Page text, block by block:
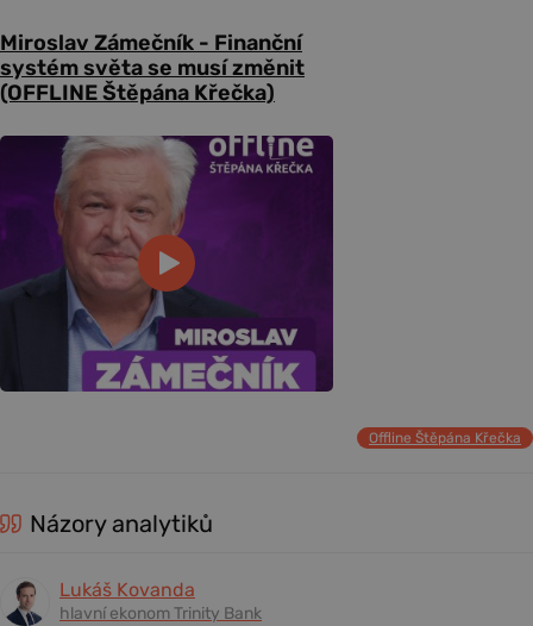
Miroslav Zámečník - Finanční
systém světa se musí změnit
(OFFLINE Štěpána Křečka)
Offline Štěpána Křečka
Názory analytiků
Lukáš Kovanda
hlavní ekonom Trinity Bank